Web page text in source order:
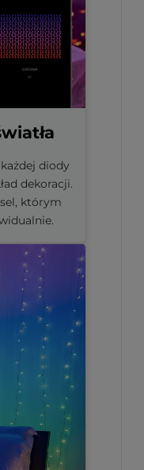
diody
dekoracji.
którym